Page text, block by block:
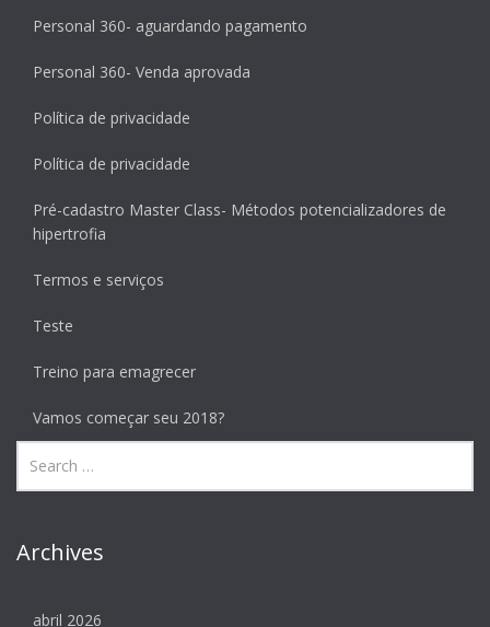
Personal 360- aguardando pagamento
Personal 360- Venda aprovada
Política de privacidade
Política de privacidade
Pré-cadastro Master Class- Métodos potencializadores de
hipertrofia
Termos e serviços
Teste
Treino para emagrecer
Vamos começar seu 2018?
Archives
abril 2026